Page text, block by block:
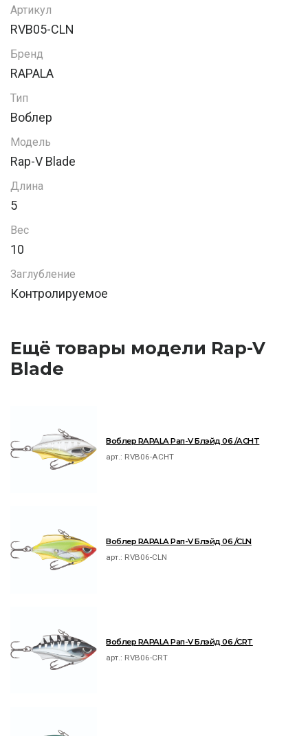
Артикул
RVB05-CLN
Бренд
RAPALA
Тип
Воблер
Модель
Rap-V Blade
Длина
5
Вес
10
Заглубление
Контролируемое
Ещё товары модели Rap-V
Blade
Воблер RAPALA Рап-V Блэйд 06 /ACHT
арт.: RVB06-ACHT
Воблер RAPALA Рап-V Блэйд 06 /CLN
арт.: RVB06-CLN
Воблер RAPALA Рап-V Блэйд 06 /CRT
арт.: RVB06-CRT